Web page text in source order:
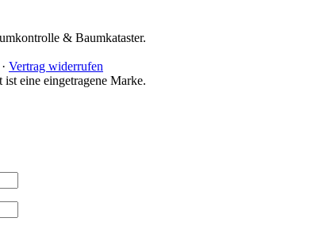
& Baumkataster.
· Vertrag widerrufen
eine eingetragene Marke.